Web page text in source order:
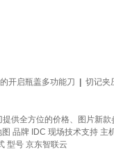
开启瓶盖多功能刀 切记夹
供全方位的价格、图片新款
品牌 IDC 现场技术支持 主
型号 京东智联云